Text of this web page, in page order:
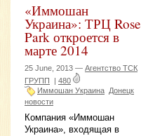
«Иммошан
Украина»: ТРЦ Rose
Park откроется в
марте 2014
25 June, 2013 — Агентство ТСК
ГРУПП
480
Иммошан Украина Донецк
новости
Компания «Иммошан
Украина», входящая в